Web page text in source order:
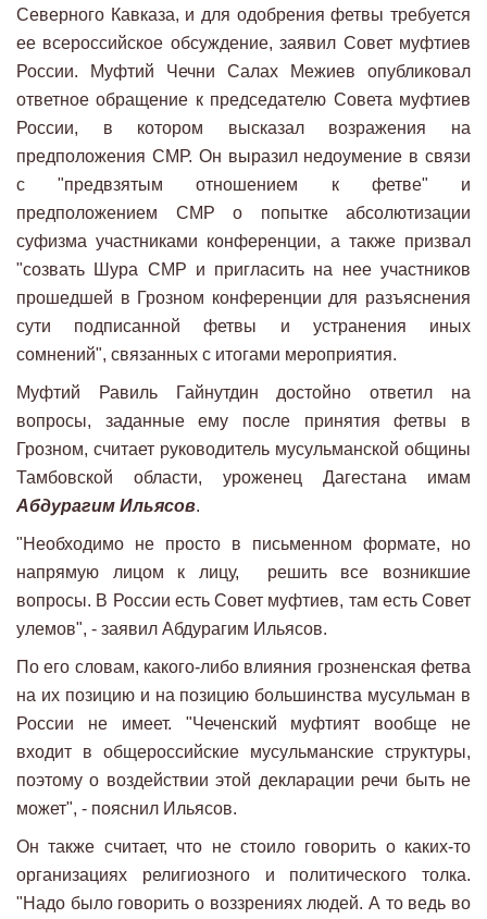
Северного Кавказа, и для одобрения фетвы требуется
ее всероссийское обсуждение, заявил Совет муфтиев
России. Муфтий Чечни Салах Межиев опубликовал
ответное обращение к председателю Совета муфтиев
России, в котором высказал возражения на
предположения СМР. Он выразил недоумение в связи
с "предвзятым отношением к фетве" и
предположением СМР о попытке абсолютизации
суфизма участниками конференции, а также призвал
"созвать Шура СМР и пригласить на нее участников
прошедшей в Грозном конференции для разъяснения
сути подписанной фетвы и устранения иных
сомнений", связанных с итогами мероприятия.
Муфтий Равиль Гайнутдин достойно ответил на
вопросы, заданные ему после принятия фетвы в
Грозном, считает руководитель мусульманской общины
Тамбовской области, уроженец Дагестана имам
Абдурагим Ильясов.
"Необходимо не просто в письменном формате, но
напрямую лицом к лицу, решить все возникшие
вопросы. В России есть Совет муфтиев, там есть Совет
улемов", - заявил Абдурагим Ильясов.
По его словам, какого-либо влияния грозненская фетва
на их позицию и на позицию большинства мусульман в
России не имеет. "Чеченский муфтият вообще не
входит в общероссийские мусульманские структуры,
поэтому о воздействии этой декларации речи быть не
может", - пояснил Ильясов.
Он также считает, что не стоило говорить о каких-то
организациях религиозного и политического толка.
"Надо было говорить о воззрениях людей. А то ведь во